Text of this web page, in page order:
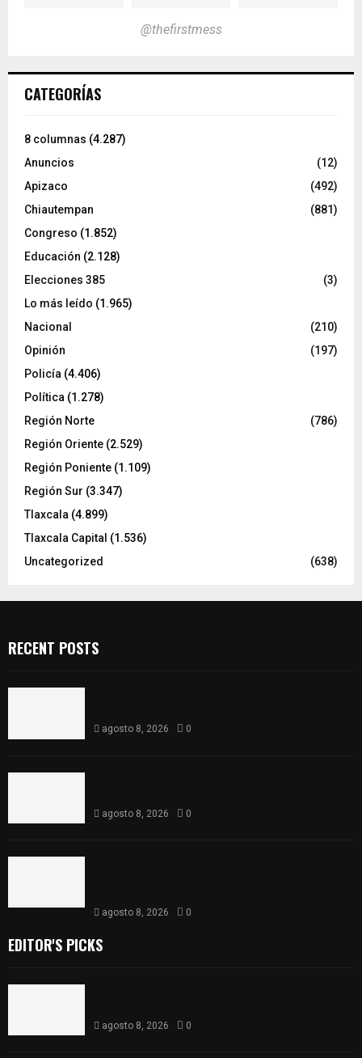
@thefirstmess
CATEGORÍAS
8 columnas (4.287)
Anuncios
(12)
Apizaco
(492)
Chiautempan
(881)
Congreso (1.852)
Educación (2.128)
Elecciones 385
(3)
Lo más leído (1.965)
Nacional
(210)
Opinión
(197)
Policía (4.406)
Política (1.278)
Región Norte
(786)
Región Oriente (2.529)
Región Poniente (1.109)
Región Sur (3.347)
Tlaxcala (4.899)
Tlaxcala Capital (1.536)
Uncategorized
(638)
RECENT POSTS
agosto 8, 2026 0
agosto 8, 2026 0
agosto 8, 2026 0
EDITOR'S PICKS
agosto 8, 2026 0